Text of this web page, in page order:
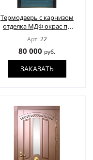
Термодверь с карнизом
отделка МДФ окрас по
RAL
Арт: 22
80 000 руб.
ЗАКАЗАТЬ